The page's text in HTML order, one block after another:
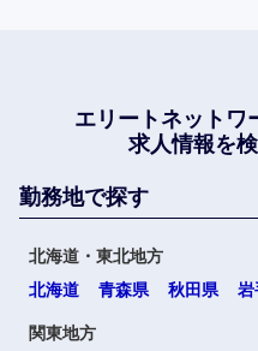
エリートネットワ
求人情報を
勤務地で探す
北海道・東北地方
北海道
青森県 秋田県 岩
関東地方